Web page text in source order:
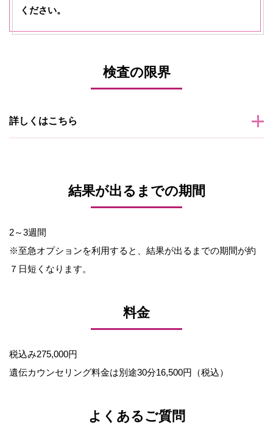
ください。
検査の限界
詳しくはこちら
結果が出るまでの期間
2～3週間
※至急オプションを利用すると、結果が出るまでの期間が約
７日短くなります。
料金
税込み275,000円
遺伝カウンセリング料金は別途30分16,500円（税込）
よくあるご質問